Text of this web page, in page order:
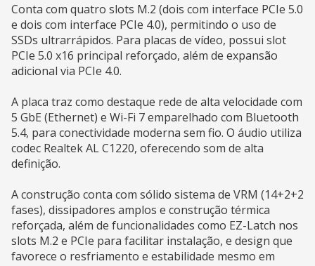
Conta com quatro slots M.2 (dois com interface PCIe 5.0
e dois com interface PCIe 4.0), permitindo o uso de
SSDs ultrarrápidos. Para placas de vídeo, possui slot
PCIe 5.0 x16 principal reforçado, além de expansão
adicional via PCIe 4.0.
A placa traz como destaque rede de alta velocidade com
5 GbE (Ethernet) e Wi-Fi 7 emparelhado com Bluetooth
5.4, para conectividade moderna sem fio. O áudio utiliza
codec Realtek AL C1220, oferecendo som de alta
definição.
A construção conta com sólido sistema de VRM (14+2+2
fases), dissipadores amplos e construção térmica
reforçada, além de funcionalidades como EZ-Latch nos
slots M.2 e PCIe para facilitar instalação, e design que
favorece o resfriamento e estabilidade mesmo em